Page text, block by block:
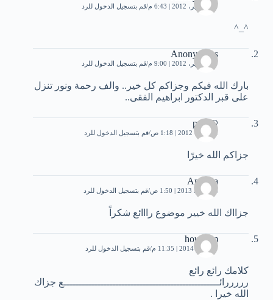
27 سبتمبر، 2012 | 6:43 م قم بتسجيل الدخول للرد
^_^
Anonymous
27 سبتمبر، 2012 | 9:00 م قم بتسجيل الدخول للرد
بارك الله فيكم وجزاكم كل خير.. والف رحمة ونور تنزل
على قبر الدكتور ابراهيم الفقى..
@pple
1 أكتوبر، 2012 | 1:18 ص قم بتسجيل الدخول للرد
جزاكم الله خيرًا
Amoola
16 يوليو، 2013 | 1:50 ص قم بتسجيل الدخول للرد
جزااك الله خيير موضوع رااائع شكراً
houssam
17 يناير، 2014 | 11:35 م قم بتسجيل الدخول للرد
كلامك رائع رائع
رررررائـــــــــــــــــــــــــــــــــــــــــــــــــــع جزاك
الله خيرا .